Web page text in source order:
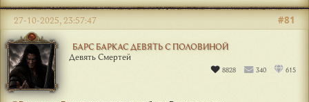
БАРС БАРКАС ДЕВЯТЬ С ПОЛОВИНОЙ
Девять Смертей
8828 340 615
#81
27-10-2025, 23:57:47